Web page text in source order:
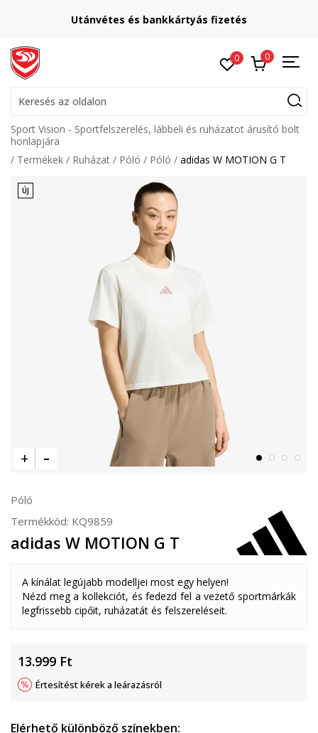
Utánvétes és bankkártyás fizetés
0 0
Keresés az oldalon
Sport Vision - Sportfelszerelés, lábbeli és ruházatot árusító bolt
honlapjára
Termékek
Ruházat Póló Póló adidas W MOTION G T
ÚJ
Póló
Termékkód: KQ9859
adidas W MOTION G T
A kínálat legújabb modelljei most egy helyen!
Nézd meg a kollekciót, és fedezd fel a vezető sportmárkák
legfrissebb cipőit, ruházatát és felszereléseit.
13.999 Ft
Értesítést kérek a leárazásról
Elérhető különböző színekben: